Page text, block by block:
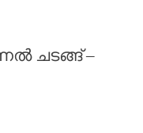
ചടങ്ങ് –